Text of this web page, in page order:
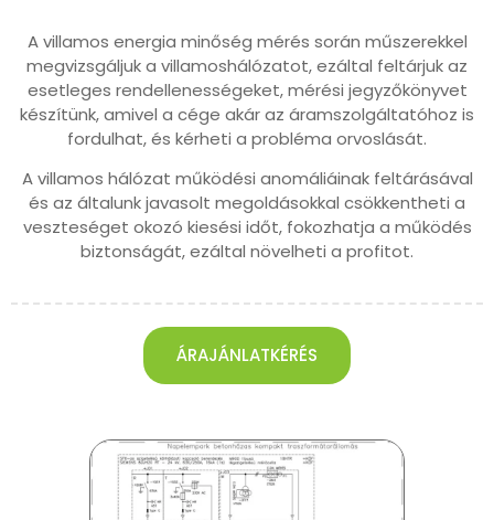
A villamos energia minőség mérés során műszerekkel
megvizsgáljuk a villamoshálózatot, ezáltal feltárjuk az
esetleges rendellenességeket, mérési jegyzőkönyvet
készítünk, amivel a cége akár az áramszolgáltatóhoz is
fordulhat, és kérheti a probléma orvoslását.
A villamos hálózat működési anomáliáinak feltárásával
és az általunk javasolt megoldásokkal csökkentheti a
veszteséget okozó kiesési időt, fokozhatja a működés
biztonságát, ezáltal növelheti a profitot.
ÁRAJÁNLATKÉRÉS